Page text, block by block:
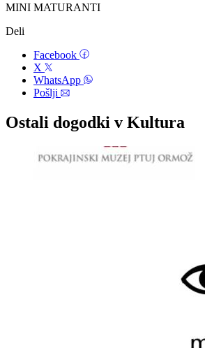
MINI MATURANTI
Deli
Facebook
X
WhatsApp
Pošlji
Ostali dogodki v Kultura